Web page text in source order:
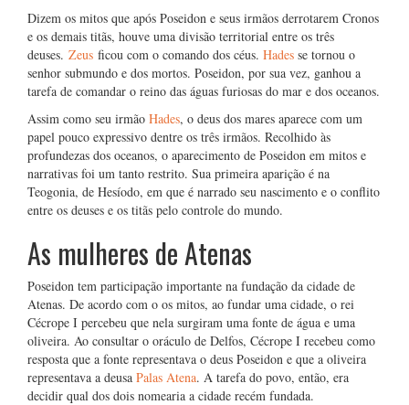
Dizem os mitos que após Poseidon e seus irmãos derrotarem Cronos
e os demais titãs, houve uma divisão territorial entre os três
deuses. Zeus ficou com o comando dos céus. Hades se tornou o
senhor submundo e dos mortos. Poseidon, por sua vez, ganhou a
tarefa de comandar o reino das águas furiosas do mar e dos oceanos.
Assim como seu irmão Hades, o deus dos mares aparece com um
papel pouco expressivo dentre os três irmãos. Recolhido às
profundezas dos oceanos, o aparecimento de Poseidon em mitos e
narrativas foi um tanto restrito. Sua primeira aparição é na
Teogonia, de Hesíodo, em que é narrado seu nascimento e o conflito
entre os deuses e os titãs pelo controle do mundo.
As mulheres de Atenas
Poseidon tem participação importante na fundação da cidade de
Atenas. De acordo com o os mitos, ao fundar uma cidade, o rei
Cécrope I percebeu que nela surgiram uma fonte de água e uma
oliveira. Ao consultar o oráculo de Delfos, Cécrope I recebeu como
resposta que a fonte representava o deus Poseidon e que a oliveira
representava a deusa Palas Atena. A tarefa do povo, então, era
decidir qual dos dois nomearia a cidade recém fundada.